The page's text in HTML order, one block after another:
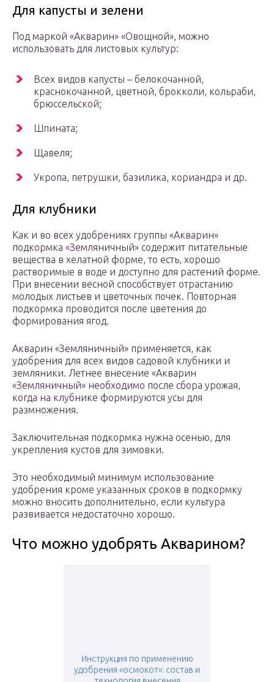
Для капусты и зелени
Под маркой «Акварин» «Овощной», можно
использовать для листовых культур:
Всех видов капусты – белокочанной,
краснокочанной, цветной, брокколи, кольраби,
брюссельской;
Шпината;
Щавеля;
Укропа, петрушки, базилика, кориандра и др.
Для клубники
Как и во всех удобрениях группы «Акварин»
подкормка «Земляничный» содержит питательные
вещества в хелатной форме, то есть, хорошо
растворимые в воде и доступно для растений форме.
При внесении весной способствует отрастанию
молодых листьев и цветочных почек. Повторная
подкормка проводится после цветения до
формирования ягод.
Акварин «Земляничный» применяется, как
удобрения для всех видов садовой клубники и
земляники. Летнее внесение «Акварин
«Земляничный» необходимо после сбора урожая,
когда на клубнике формируются усы для
размножения.
Заключительная подкормка нужна осенью, для
укрепления кустов для зимовки.
Это необходимый минимум использование
удобрения кроме указанных сроков в подкормку
можно вносить дополнительно, если культура
развивается недостаточно хорошо.
Что можно удобрять Акварином?
Инструкция по применению
удобрения «осмокот»: состав и